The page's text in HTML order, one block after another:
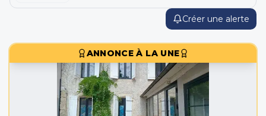
Créer une alerte
ANNONCE À LA UNE